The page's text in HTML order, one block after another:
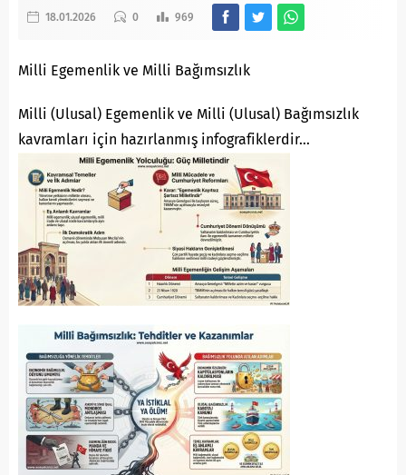
18.01.2026 0 969
Milli Egemenlik ve Milli Bağımsızlık
Milli (Ulusal) Egemenlik ve Milli (Ulusal) Bağımsızlık
kavramları için hazırlanmış infografiklerdir…